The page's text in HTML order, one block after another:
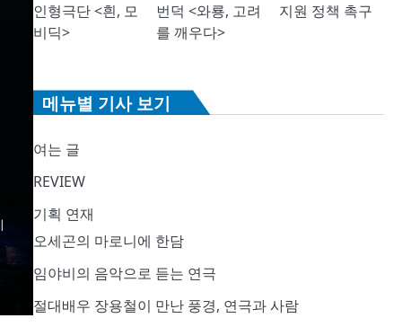
인형극단 <흰, 모
비딕>
번덕 <와룡, 고려
를 깨우다>
지원 정책 촉구
메뉴별 기사 보기
여는 글
REVIEW
기획 연재
오세곤의 마로니에 한담
임야비의 음악으로 듣는 연극
절대배우 장용철이 만난 풍경, 연극과 사람